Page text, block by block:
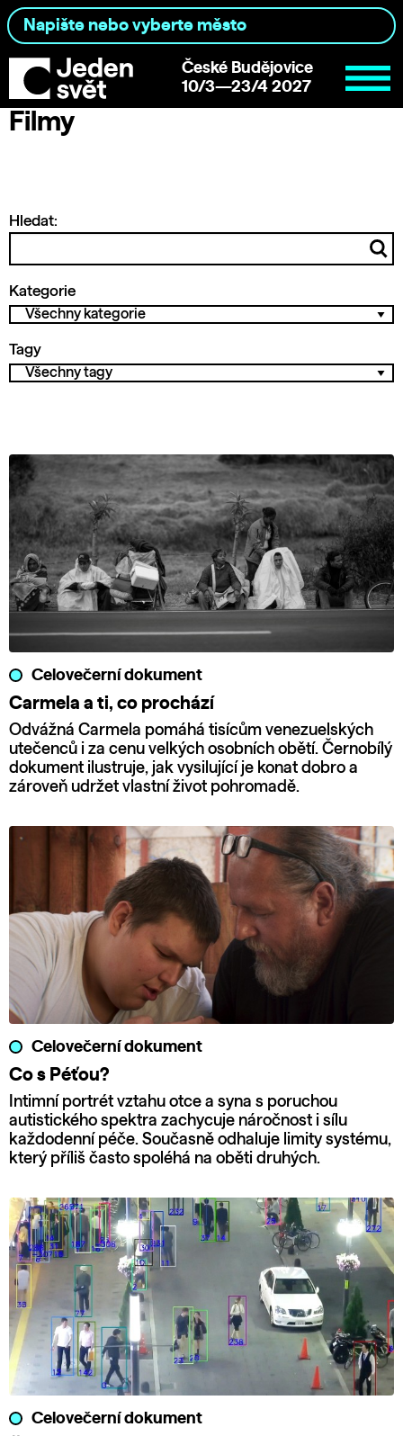
České Budějovice
10/3—23/4 2027
Filmy
Hledat:
Kategorie
Tagy
Celovečerní dokument
Carmela a ti, co prochází
Odvážná Carmela pomáhá tisícům venezuelských
utečenců i za cenu velkých osobních obětí. Černobílý
dokument ilustruje, jak vysilující je konat dobro a
zároveň udržet vlastní život pohromadě.
Celovečerní dokument
Co s Péťou?
Intimní portrét vztahu otce a syna s poruchou
autistického spektra zachycuje náročnost i sílu
každodenní péče. Současně odhaluje limity systému,
který příliš často spoléhá na oběti druhých.
Celovečerní dokument